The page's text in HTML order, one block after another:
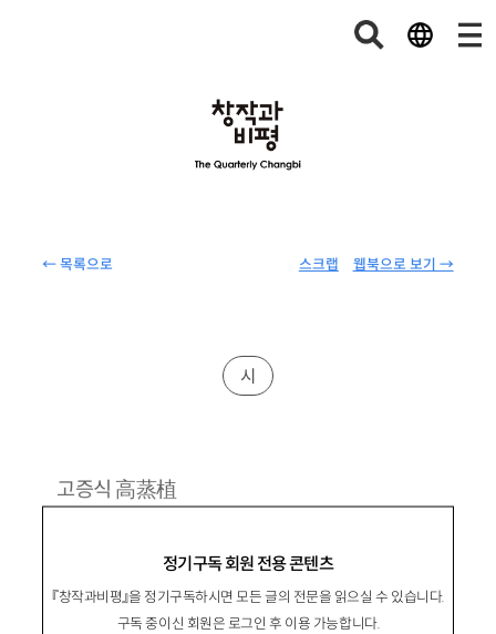
← 목록으로 웹북으로 보기 →
스크랩
정기구독 회원 전용 콘텐츠
『창작과비평』을 정기구독하시면 모든 글의 전문을 읽으실 수 있습니다.
구독 중이신 회원은 로그인 후 이용 가능합니다.
시
고증식 高蒸植
시집 『환한 저녁』 『단절』 『하루만 더』 『얼떨결